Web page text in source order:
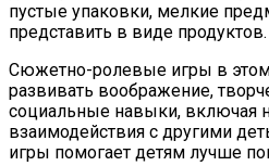
пустые упаковки, мелкие
представить в виде продуктов.
Сюжетно-ролевые игры в
развивать воображение,
социальные навыки, включая
взаимодействия с другими
игры помогает детям лучше